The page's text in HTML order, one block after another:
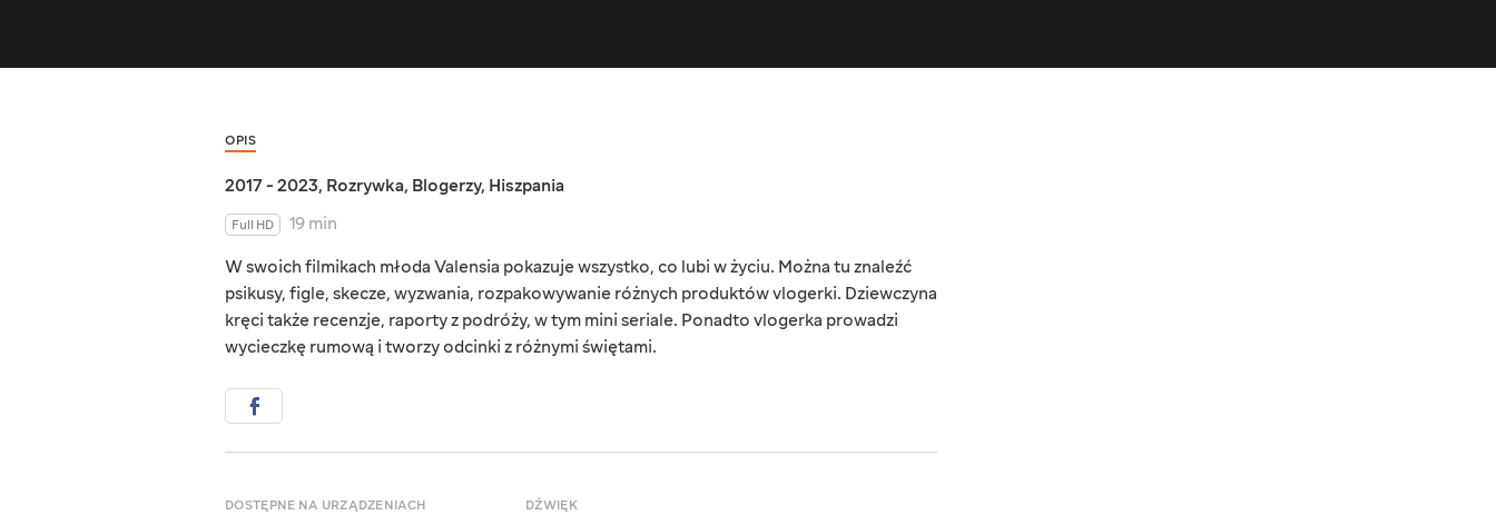
OPIS
2017 - 2023, Rozrywka, Blogerzy, Hiszpania
Full HD
19 min
W swoich filmikach młoda Valensia pokazuje wszystko, co lubi w życiu. Można tu znaleźć
psikusy, figle, skecze, wyzwania, rozpakowywanie różnych produktów vlogerki. Dziewczyna
kręci także recenzje, raporty z podróży, w tym mini seriale. Ponadto vlogerka prowadzi
wycieczkę rumową i tworzy odcinki z różnymi świętami.
DOSTĘPNE NA URZĄDZENIACH
DŹWIĘK